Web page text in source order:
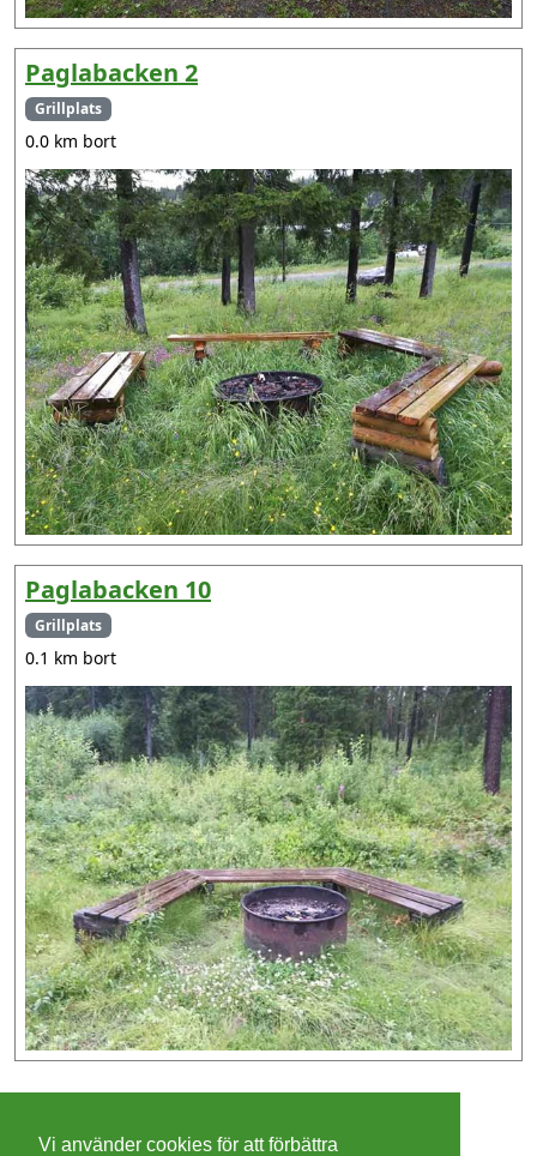
Paglabacken 2
Grillplats
0.0 km bort
Paglabacken 10
Grillplats
0.1 km bort
Vi använder cookies för att förbättra